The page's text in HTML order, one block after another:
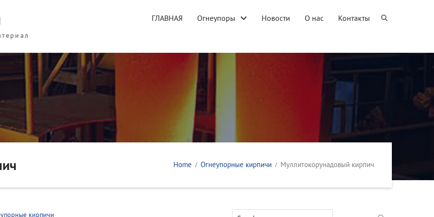
ГЛАВНАЯ Огнеупоры Новости О нас Контакты
Home Огнеупорные кирпичи Муллитокорунадовый кирпич
кирпичи
Search